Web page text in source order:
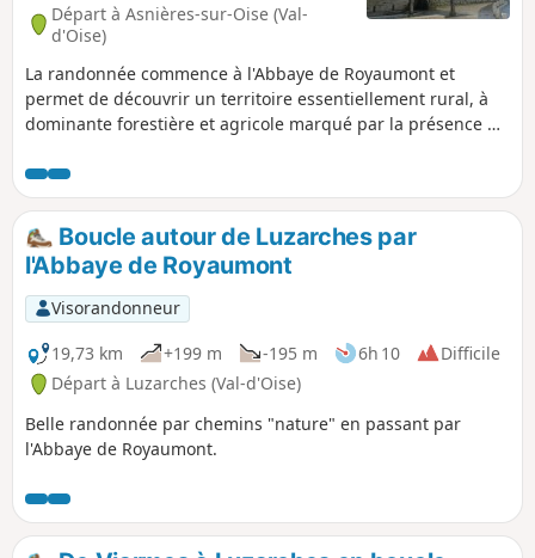
Départ à Asnières-sur-Oise (Val-
d'Oise)
La randonnée commence à l'Abbaye de Royaumont et
permet de découvrir un territoire essentiellement rural, à
dominante forestière et agricole marqué par la présence de
de beaux points de vue sur le massif forestier de Carnelle et
la vallée de l'Oise. La traversée de quelques villages donne
un aperçu de leur richesse patrimoniale.
Boucle autour de Luzarches par
l'Abbaye de Royaumont
Visorandonneur
19,73 km
+199 m -195 m 6h 10
Difficile
Départ à Luzarches (Val-d'Oise)
Belle randonnée par chemins "nature" en passant par
l'Abbaye de Royaumont.